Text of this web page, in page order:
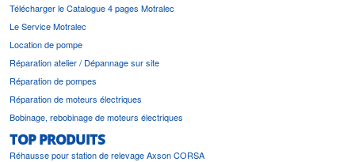
Télécharger le Catalogue 4 pages Motralec
Le Service Motralec
Location de pompe
Réparation atelier / Dépannage sur site
Réparation de pompes
Réparation de moteurs électriques
Bobinage, rebobinage de moteurs électriques
TOP PRODUITS
Réhausse pour station de relevage Axson CORSA